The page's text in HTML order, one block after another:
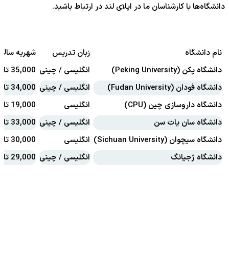
دانشگاه‌ها با کارشناسان ما در اپلای لند در ارتباط باشید.
نام دانشگاه زبان تدریس
شهریه
دانشگاه پکن (Peking University)
انگلیسی / چینی 35,000 تا 45,000
دانشگاه فودان (Fudan University)
انگلیسی / چینی 34,000 تا 42,000
دانشگاه داروسازی چین (CPU)
انگلیسی
19,000 تا 25,000
دانشگاه سان یات سن
انگلیسی / چینی 33,000 تا 38,000
دانشگاه سیچوان (Sichuan University)
انگلیسی
30,000 تا 35,000
دانشگاه ژجیانگ
انگلیسی / چینی 29,000 تا 35,000